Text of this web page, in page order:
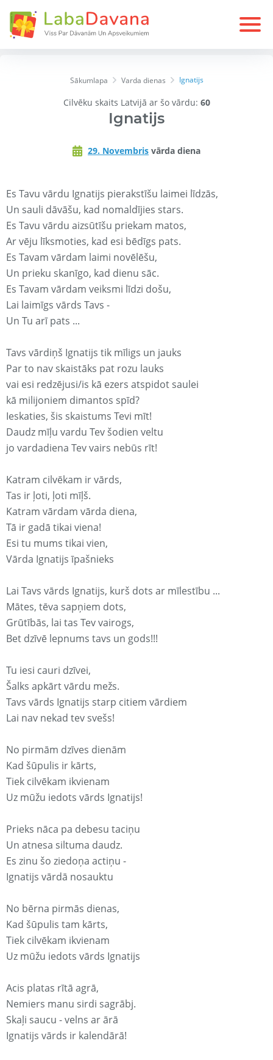
Sākumlapa Varda dienas Ignatijs
Cilvēku skaits Latvijā ar šo vārdu: 60
Ignatijs
29. Novembris vārda diena
Es Tavu vārdu Ignatijs pierakstīšu laimei līdzās,
Un sauli dāvāšu, kad nomaldījies stars.
Es Tavu vārdu aizsūtīšu priekam matos,
Ar vēju līksmoties, kad esi bēdīgs pats.
Es Tavam vārdam laimi novēlēšu,
Un prieku skanīgo, kad dienu sāc.
Es Tavam vārdam veiksmi līdzi došu,
Lai laimīgs vārds Tavs -
Un Tu arī pats ...
Tavs vārdiņš Ignatijs tik mīligs un jauks
Par to nav skaistāks pat rozu lauks
vai esi redzējusi/is kā ezers atspidot saulei
kā milijoniem dimantos spīd?
Ieskaties, šis skaistums Tevi mīt!
Daudz mīļu vardu Tev šodien veltu
jo vardadiena Tev vairs nebūs rīt!
Katram cilvēkam ir vārds,
Tas ir ļoti, ļoti mīļš.
Katram vārdam vārda diena,
Tā ir gadā tikai viena!
Esi tu mums tikai vien,
Vārda Ignatijs īpašnieks
Lai Tavs vārds Ignatijs, kurš dots ar mīlestību ...
Mātes, tēva sapņiem dots,
Grūtībās, lai tas Tev vairogs,
Bet dzīvē lepnums tavs un gods!!!
Tu iesi cauri dzīvei,
Šalks apkārt vārdu mežs.
Tavs vārds Ignatijs starp citiem vārdiem
Lai nav nekad tev svešs!
No pirmām dzīves dienām
Kad šūpulis ir kārts,
Tiek cilvēkam ikvienam
Uz mūžu iedots vārds Ignatijs!
Prieks nāca pa debesu taciņu
Un atnesa siltuma daudz.
Es zinu šo ziedoņa actiņu -
Ignatijs vārdā nosauktu
No bērna pirmās dienas,
Kad šūpulis tam kārts,
Tiek cilvēkam ikvienam
Uz mūžu iedots vārds Ignatijs
Acis platas rītā agrā,
Nemiers manu sirdi sagrābj.
Skaļi saucu - velns ar ārā
Ignatijs vārds ir kalendārā!